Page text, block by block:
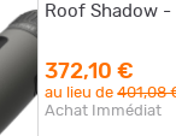
Roof Shadow -
372,10 €
au lieu de401,08
Achat Immédiat